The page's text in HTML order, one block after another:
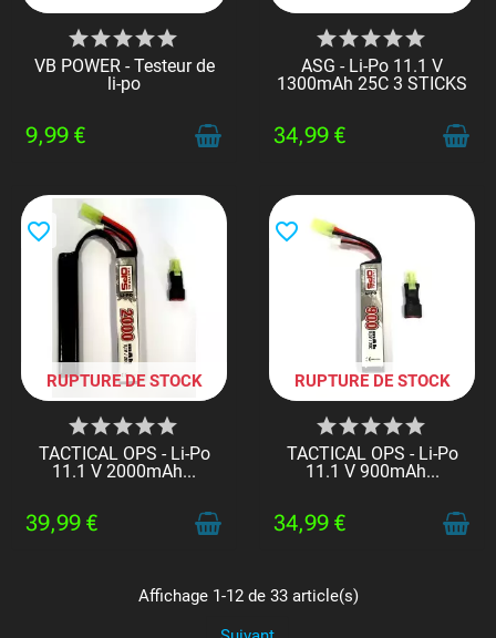
VB POWER - Testeur de
li-po
9,99 €
ASG - Li-Po 11.1 V
1300mAh 25C 3 STICKS
34,99 €
RUPTURE DE STOCK
favorite_border
TACTICAL OPS - Li-Po
11.1 V 2000mAh...
39,99 €
RUPTURE DE STOCK
favorite_border
TACTICAL OPS - Li-Po
11.1 V 900mAh...
34,99 €
Affichage 1-12 de 33 article(s)